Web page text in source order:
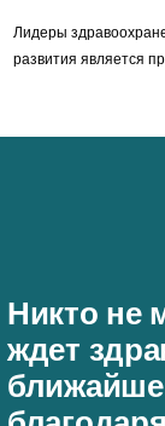
Лидеры
развития является
Никто не
ждет